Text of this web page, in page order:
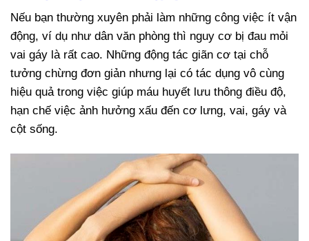
Nếu bạn thường xuyên phải làm những công việc ít vận
động, ví dụ như dân văn phòng thì nguy cơ bị đau mỏi
vai gáy là rất cao. Những động tác giãn cơ tại chỗ
tưởng chừng đơn giản nhưng lại có tác dụng vô cùng
hiệu quả trong việc giúp máu huyết lưu thông điều độ,
hạn chế việc ảnh hưởng xấu đến cơ lưng, vai, gáy và
cột sống.